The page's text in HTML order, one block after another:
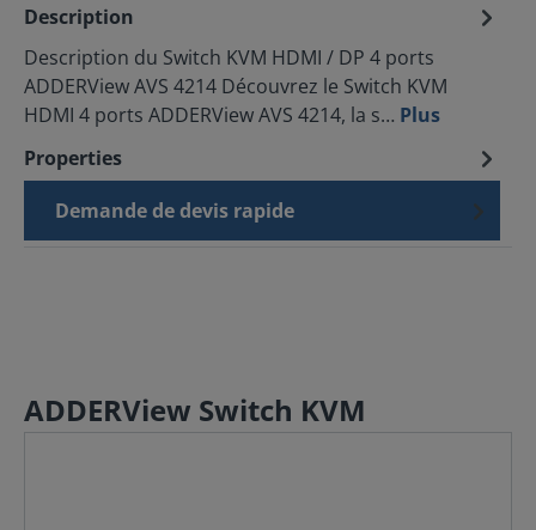
Description
Description du Switch KVM HDMI / DP 4 ports
ADDERView AVS 4214 Découvrez le Switch KVM
HDMI 4 ports ADDERView AVS 4214, la s… Plus
Properties
Demande de devis rapide
ADDERView Switch KVM